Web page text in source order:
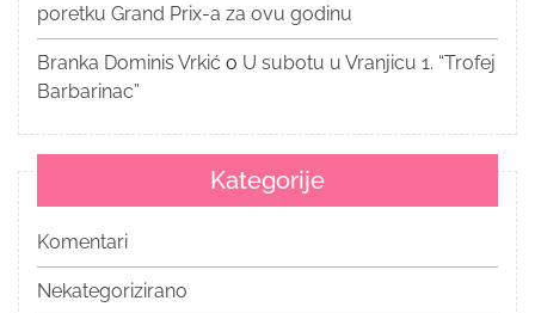
poretku Grand Prix-a za ovu godinu
Branka Dominis Vrkić o U subotu u Vranjicu 1. “Trofej
Barbarinac”
Kategorije
Komentari
Nekategorizirano